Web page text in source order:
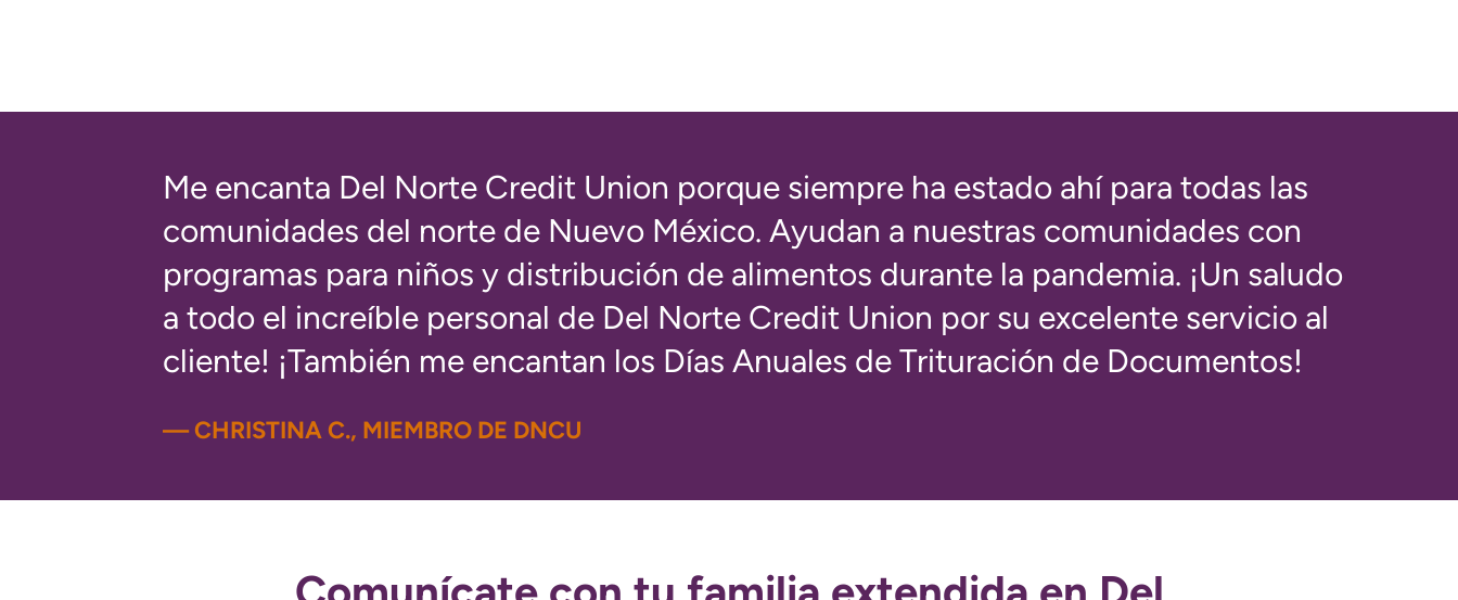
Me encanta Del Norte Credit Union porque siempre ha estado ahí para todas las
comunidades del norte de Nuevo México. Ayudan a nuestras comunidades con
programas para niños y distribución de alimentos durante la pandemia. ¡Un saludo
a todo el increíble personal de Del Norte Credit Union por su excelente servicio al
cliente! ¡También me encantan los Días Anuales de Trituración de Documentos!
— CHRISTINA C., MIEMBRO DE DNCU